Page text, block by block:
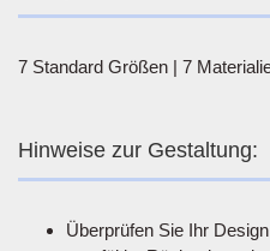
7 Standard Größen | 7
Hinweise zur Gestaltung:
Überprüfen Sie Ihr